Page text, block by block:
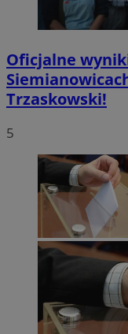
Oficjalne
Trzaskowski!
5